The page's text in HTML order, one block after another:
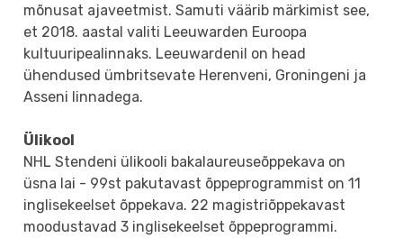
mõnusat ajaveetmist. Samuti väärib märkimist see,
et 2018. aastal valiti Leeuwarden Euroopa
kultuuripealinnaks. Leeuwardenil on head
ühendused ümbritsevate Herenveni, Groningeni ja
Asseni linnadega.
Ülikool
NHL Stendeni ülikooli bakalaureuseõppekava on
üsna lai - 99st pakutavast õppeprogrammist on 11
inglisekeelset õppekava. 22 magistriõppekavast
moodustavad 3 inglisekeelset õppeprogrammi.